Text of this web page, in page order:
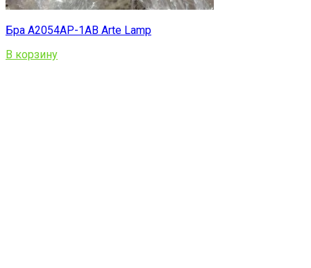
Бра A2054AP-1AB Arte Lamp
В корзину